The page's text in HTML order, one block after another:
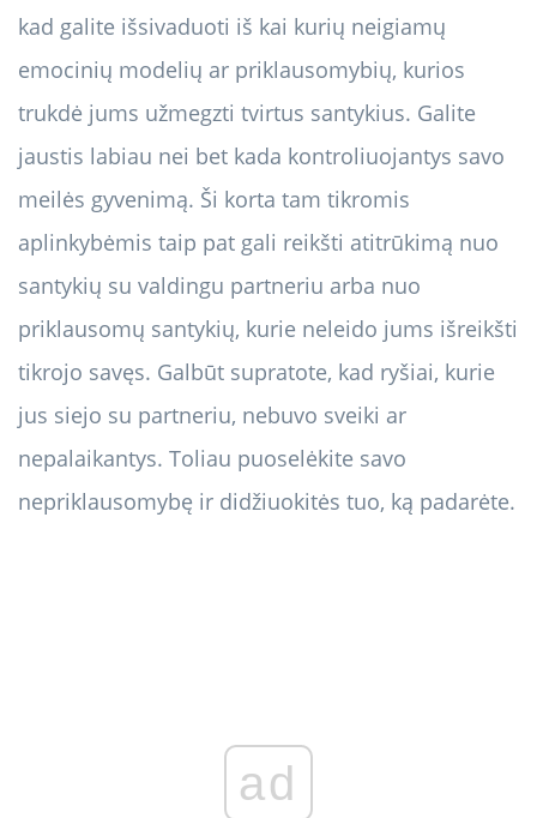
kad galite išsivaduoti iš kai kurių neigiamų
emocinių modelių ar priklausomybių, kurios
trukdė jums užmegzti tvirtus santykius. Galite
jaustis labiau nei bet kada kontroliuojantys savo
meilės gyvenimą. Ši korta tam tikromis
aplinkybėmis taip pat gali reikšti atitrūkimą nuo
santykių su valdingu partneriu arba nuo
priklausomų santykių, kurie neleido jums išreikšti
tikrojo savęs. Galbūt supratote, kad ryšiai, kurie
jus siejo su partneriu, nebuvo sveiki ar
nepalaikantys. Toliau puoselėkite savo
nepriklausomybę ir didžiuokitės tuo, ką padarėte.
ad